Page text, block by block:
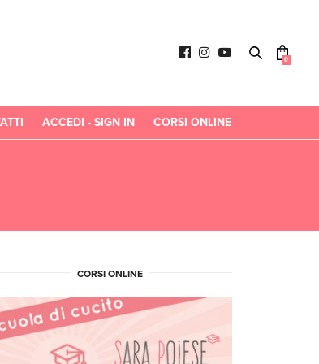
0
ACCEDI - SIGN IN CORSI ONLINE
CORSI ONLINE